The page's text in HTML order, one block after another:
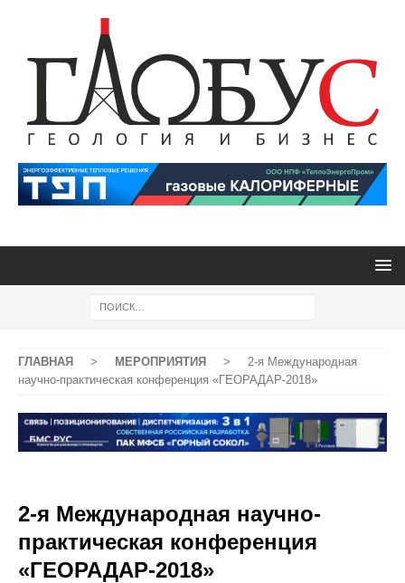
ГЛАВНАЯ > МЕРОПРИЯТИЯ >
2-я Международная
научно-практическая конференция «ГЕОРАДАР-2018»
2-я Международная научно-
практическая конференция
«ГЕОРАДАР-2018»